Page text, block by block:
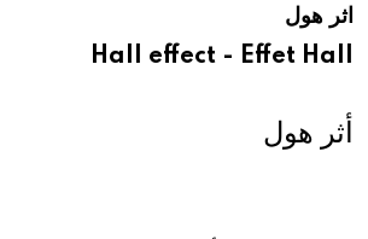
اثر هول
Hall effect - Effet Hall
أثر هول